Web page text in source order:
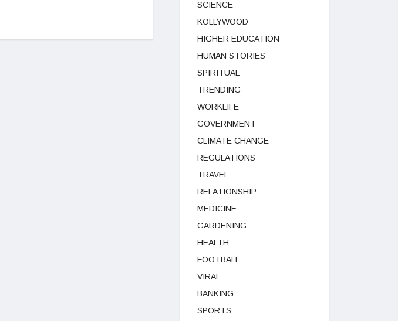
SCIENCE
KOLLYWOOD
HIGHER EDUCATION
HUMAN STORIES
SPIRITUAL
TRENDING
WORKLIFE
GOVERNMENT
CLIMATE CHANGE
REGULATIONS
TRAVEL
RELATIONSHIP
MEDICINE
GARDENING
HEALTH
FOOTBALL
VIRAL
BANKING
SPORTS